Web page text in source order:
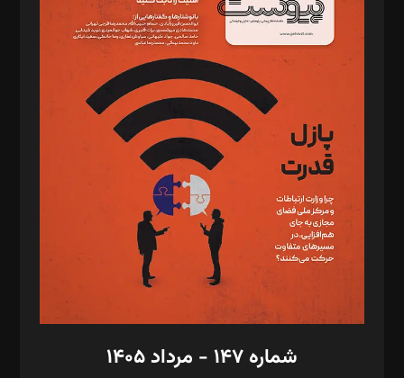
د‌بیر خدمت و تجارت: ابوالفضل رجبی
د‌بیر حقوق فناوری: حسام‌الدین ایپکچی
د‌بیر پیوست جهان: مینا پاکدل
د‌بیر تحریریه آنلاین: بابک نقاش
تحریریه‌: مجتبی محمود‌ی، آرش برهمند، یسنا امان‌پور، سروش کرمیان،
مصطفی مسجدی آرانی، ابوالفضل رجبی، زهرا فکرانه، فائزه فتحی
رستمی،مصطفی باستان
ویرایش: نگار استاد‌‌آقا
طراح یونیفرم: مجید توکلی
فیلمبرداری و عکاسی: امیر شفیعی، مانی لطفی زاده
گرافیک و صفحه‌آرایی: سید‌سبحان‌علی ثابت
مد‌یر توسعه تجاری: کامبیز برید‌
امور مالی: شاپور رهبری، محمد‌ کاظمی‌نیا
شماره ۱۴۷ - مرداد ۱۴۰۵